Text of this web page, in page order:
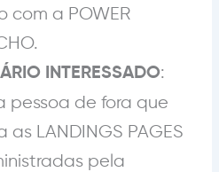
com a POWER
INTERESSADO:
pessoa de fora que
as LANDINGS PAGES
pela